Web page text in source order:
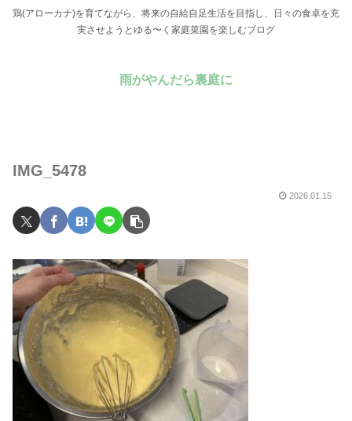
鶏(アローカナ)を育てながら、将来の自給自足生活を目指し、日々の食卓を充
実させようとゆる〜く家庭菜園を楽しむブログ
雨がやんだら裏庭に
IMG_5478
2026.01.15